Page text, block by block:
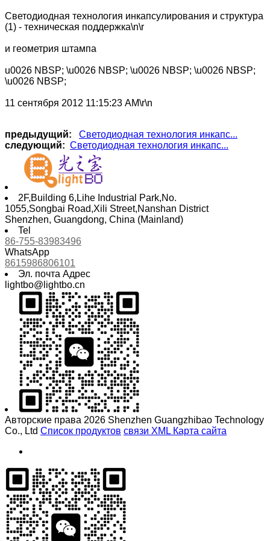
Светодиодная технология инкапсулирования и структура
(1) - техническая поддержка\n\r
и геометрия штампа
u0026 NBSP; \u0026 NBSP; \u0026 NBSP; \u0026 NBSP;
\u0026 NBSP;
11 сентября 2012 11:15:23 AM\r\n
предыдущий:
Светодиодная технология инкапс...
следующий: Светодиодная технология инкапс...
2F,Building 6,Lihe Industrial Park,No.
1055,Songbai Road,Xili Street,Nanshan District
Shenzhen, Guangdong, China (Mainland)
Tel
86-755-83983496
WhatsApp
8615986806101
Эл. почта Адрес
lightbo@lightbo.cn
Авторские права 2026 Shenzhen Guangzhibao Technology
Co., Ltd Список продуктов связи XML Карта сайта